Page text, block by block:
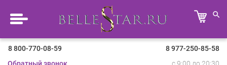
8 800-770-08-59
8 977-250-85-58